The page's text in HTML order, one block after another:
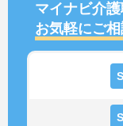
マイナビ介
お気軽にご